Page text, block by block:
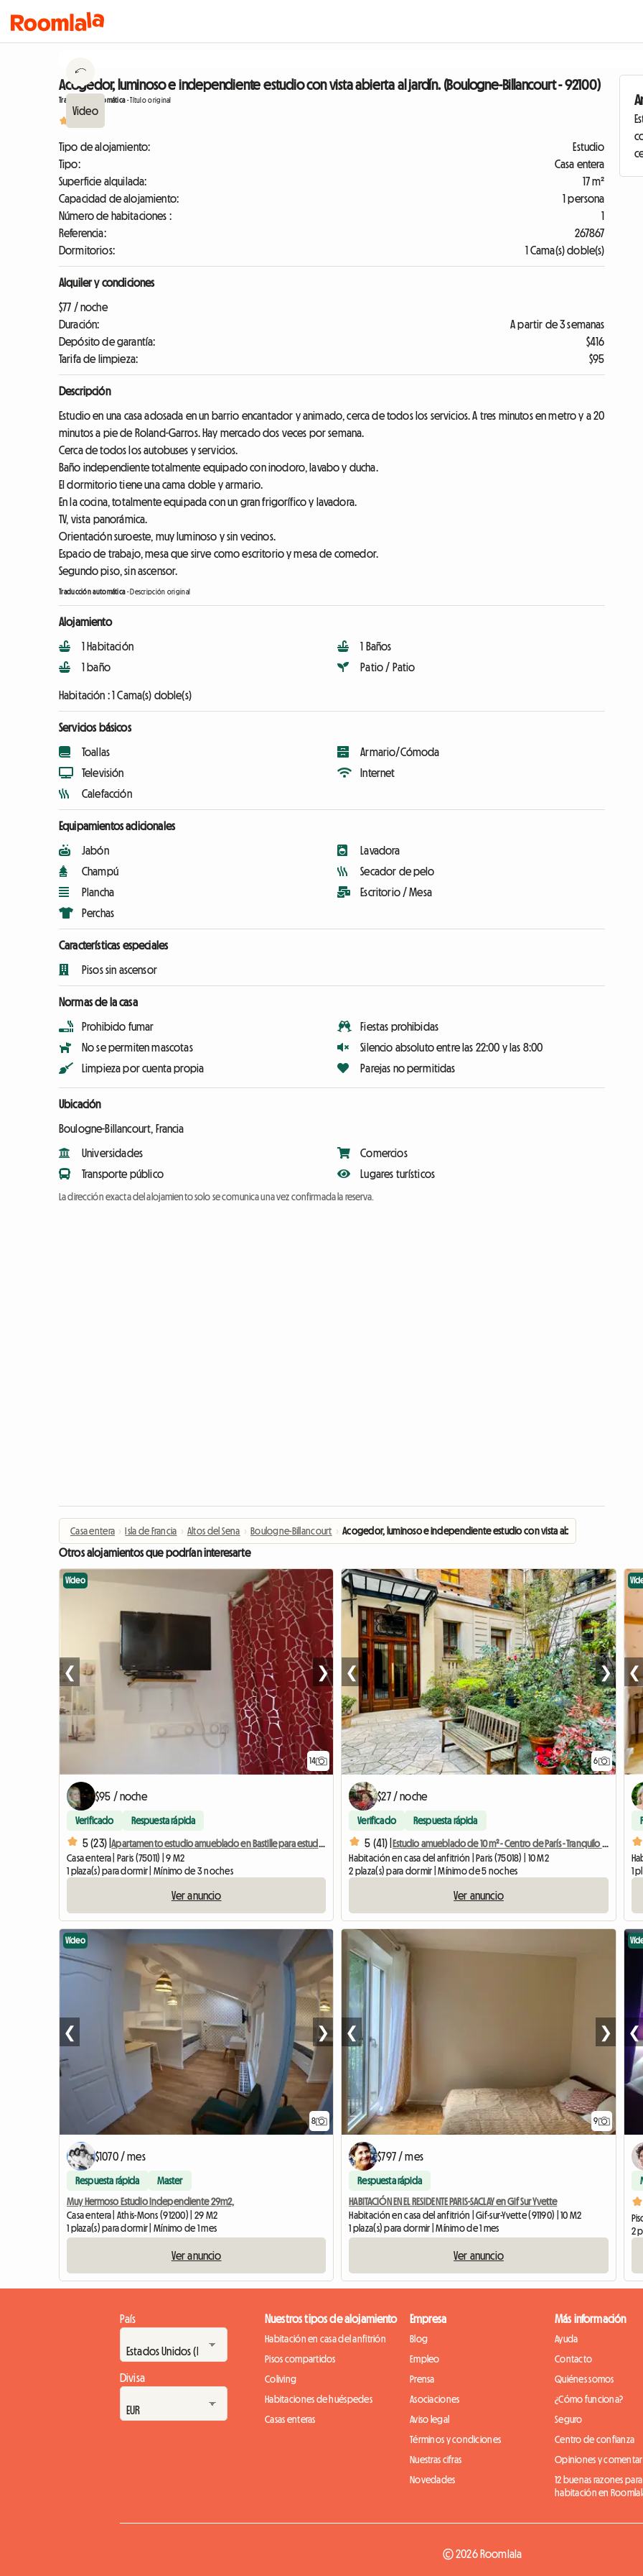
Acogedor, luminoso e independiente estudio con vista abierta al jardín. (Boulogne-Billancourt - 92100)
Traducción automática-Título original
Tipo de alojamiento:
Estudio
Tipo:
Casa entera
Superficie alquilada:
17 m²
Capacidad de alojamiento:
1 persona
Número de habitaciones :
1
Referencia:
267867
Dormitorios:
1 Cama(s) doble(s)
Alquiler y condiciones
$77 / noche
Duración:
A partir de 3 semanas
Depósito de garantía:
$416
Tarifa de limpieza:
$95
Descripción
Estudio en una casa adosada en un barrio encantador y animado, cerca de todos los servicios. A tres minutos en metro y a 20
minutos a pie de Roland-Garros. Hay mercado dos veces por semana.
Cerca de todos los autobuses y servicios.
Baño independiente totalmente equipado con inodoro, lavabo y ducha.
El dormitorio tiene una cama doble y armario.
En la cocina, totalmente equipada con un gran frigorífico y lavadora.
TV, vista panorámica.
Orientación suroeste, muy luminoso y sin vecinos.
Espacio de trabajo, mesa que sirve como escritorio y mesa de comedor.
Segundo piso, sin ascensor.
Traducción automática-Descripción original
Alojamiento
1 Habitación
1 baño
1 Baños
Patio / Patio
Habitación :1 Cama(s) doble(s)
Servicios básicos
Toallas
Televisión
Calefacción
Armario/Cómoda
Internet
Equipamientos adicionales
Jabón
Champú
Plancha
Perchas
Lavadora
Secador de pelo
Escritorio / Mesa
Características especiales
Pisos sin ascensor
Normas de la casa
Prohibido fumar
No se permiten mascotas
Limpieza por cuenta propia
Fiestas prohibidas
Silencio absoluto entre las 22:00 y las 8:00
Parejas no permitidas
Ubicación
Boulogne-Billancourt, Francia
Universidades
Transporte público
Comercios
Lugares turísticos
La dirección exacta del alojamiento solo se comunica una vez confirmada la reserva.
Casa entera › Isla de Francia › Altos del Sena › Boulogne-Billancourt › Acogedor, luminoso e independiente estudio con vista abierta al jardín.
Otros alojamientos que podrían interesarte
14
Vídeo
❮ ❯
$95 / noche
Verificado Respuesta rápida
5 (23) |
Apartamento estudio amueblado en Bastille para estudiantes, pasantes o viajeros de negocios.
Casa entera | Paris (75011) | 9 M2
1 plaza(s) para dormir | Mínimo de 3 noches
Ver anuncio
6
❮ ❯
$27 / noche
Verificado Respuesta rápida
5 (41) |
Estudio amueblado de 10 m² - Centro de París - Tranquilo y luminoso
Habitación en casa del anfitrión | Paris (75018) | 10 M2
2 plaza(s) para dormir | Mínimo de 5 noches
Ver anuncio
❮
1
8
Vídeo
❮ ❯
$1070 / mes
Respuesta rápida Master
Muy Hermoso Estudio Independiente 29m2,
Casa entera | Athis-Mons (91200) | 29 M2
1 plaza(s) para dormir | Mínimo de 1 mes
Ver anuncio
9
❮ ❯
$797 / mes
Respuesta rápida
HABITACIÓN EN EL RESIDENTE PARIS-SACLAY en Gif Sur Yvette
Habitación en casa del anfitrión | Gif-sur-Yvette (91190) | 10 M2
1 plaza(s) para dormir | Mínimo de 1 mes
Ver anuncio
❮
2
País
Divisa
Nuestros tipos de alojamiento
Habitación en casa del anfitrión
Pisos compartidos
Coliving
Habitaciones de huéspedes
Casas enteras
Empresa
Blog
Empleo
Prensa
Asociaciones
Aviso legal
Términos y condiciones
Nuestras cifras
Novedades
Más información
Ayuda
Contacto
Quiénes somos
¿Cómo funciona?
Seguro
Centro de confianza
Opiniones y
12 buenas razones
habitación en
© 2026 Roomlala